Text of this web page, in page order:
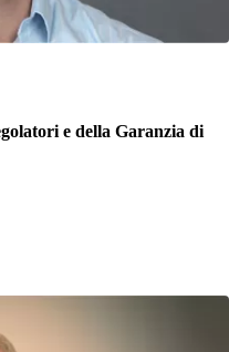
e della Garanzia di